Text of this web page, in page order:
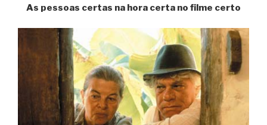
As pessoas certas na hora certa no filme certo